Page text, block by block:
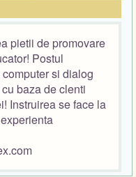
pietii de promovare
Postul
si dialog
baza de clenti
Instruirea se face la